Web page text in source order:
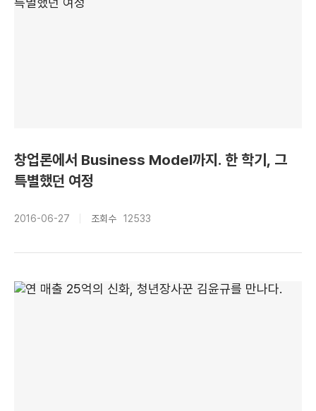
창업론에서 Business Model까지. 한 학기, 그
특별했던 여정
2016-06-27 조회수 12533